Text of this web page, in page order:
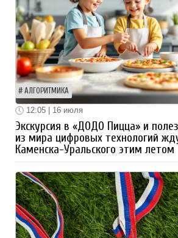
АЛГОРИТМИКА
12:05 | 16 июля
Экскурсия в «ДОДО Пицца» и
из мира цифровых технологий
Каменска-Уральского этим летом